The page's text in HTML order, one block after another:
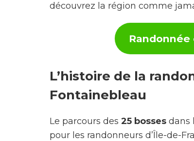
découvrez la région comme
L’histoire de la
Fontainebleau
Le parcours des 25 bosses dans
pour les randonneurs d’Île-de-